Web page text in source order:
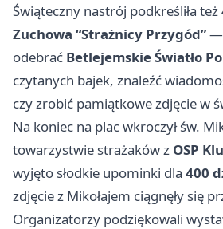
Świąteczny nastrój podkreśliła też
Zuchowa “Strażnicy Przygód”—
odebrać Betlejemskie Światło
czytanych bajek, znaleźć
czy zrobić pamiątkowe zdjęcie w
Na koniec na plac wkroczył św.
towarzystwie strażaków z OSP
wyjęto słodkie upominki dla 400
zdjęcie z Mikołajem ciągnęły się
Organizatorzy podziękowali